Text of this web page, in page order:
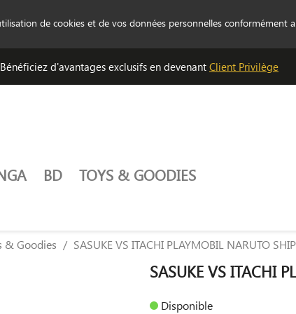
de cookies et de vos données personnelles conformément
Bénéficiez d'avantages exclusifs en devenant Client Privilège
BD TOYS & GOODIES
& Goodies SASUKE VS ITACHI PLAYMOBIL NARUTO
SASUKE VS ITACHI
Disponible